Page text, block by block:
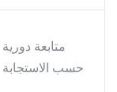
متابعة دورية
حسب الاستجابة